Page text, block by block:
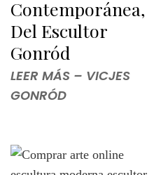
Contemporánea,
Del Escultor
Gonród
LEER MÁS – VICJES
GONRÓD